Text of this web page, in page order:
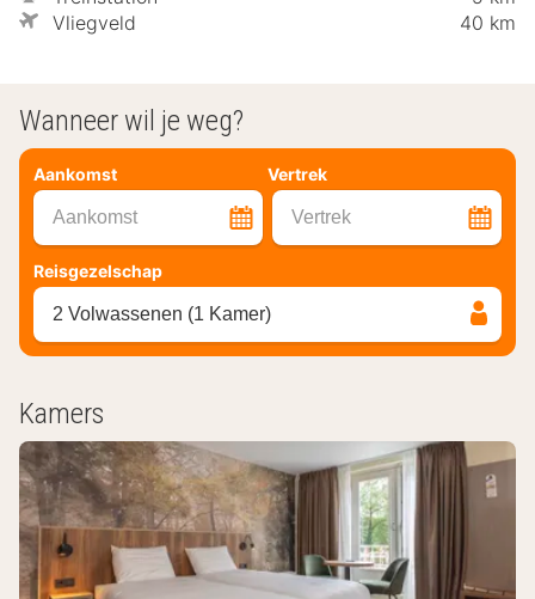
Vliegveld
40 km
Wanneer wil je weg?
Aankomst Vertrek
Aankomst Vertrek
Reisgezelschap
2 Volwassenen (1 Kamer)
Kamers